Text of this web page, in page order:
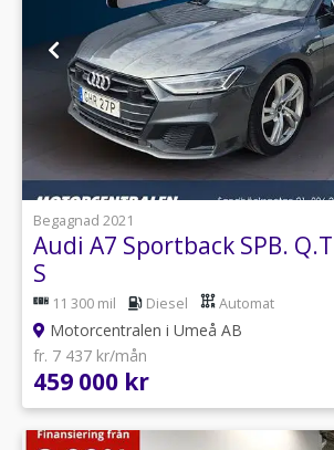
1
Begagnad 2021
Audi A7 Sportback SPB.
S
11 300 mil Diesel Automat
Motorcentralen i Umeå AB
fr. 7 437 kr/mån
459 000 kr